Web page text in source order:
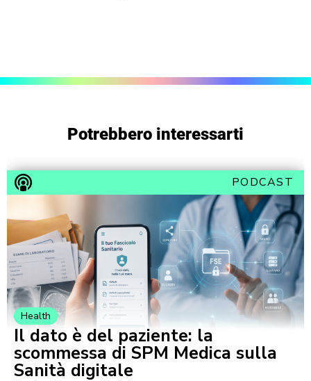
Potrebbero interessarti
PODCAST
Health
Il dato è del paziente: la
scommessa di SPM Medica sulla
Sanità digitale